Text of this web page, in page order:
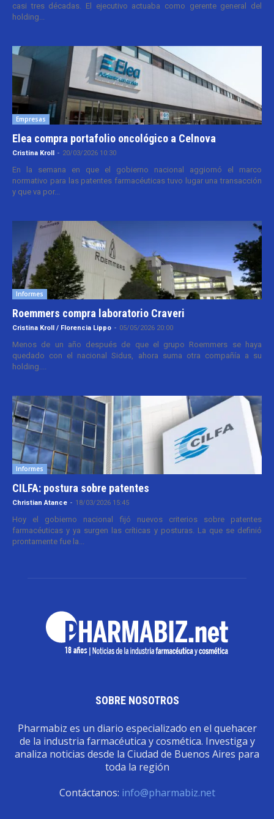
casi tres décadas. El ejecutivo actuaba como gerente general del
holding...
Empresas
Elea compra portafolio oncológico a Celnova
Cristina Kroll - 20/03/2026 10:30
En la semana en que el gobierno nacional aggiornó el marco
normativo para las patentes farmacéuticas tuvo lugar una transacción
y que va por...
Informes
Roemmers compra laboratorio Craveri
Cristina Kroll / Florencia Lippo - 05/05/2026 20:00
Menos de un año después de que el grupo Roemmers se haya
quedado con el nacional Sidus, ahora suma otra compañía a su
holding....
Informes
CILFA: postura sobre patentes
Christian Atance - 18/03/2026 15:45
Hoy el gobierno nacional fijó nuevos criterios sobre patentes
farmacéuticas y ya surgen las críticas y posturas. La que se definió
prontamente fue la...
SOBRE NOSOTROS
Pharmabiz es un diario especializado en el quehacer
de la industria farmacéutica y cosmética. Investiga y
analiza noticias desde la Ciudad de Buenos Aires para
toda la región
Contáctanos: info@pharmabiz.net